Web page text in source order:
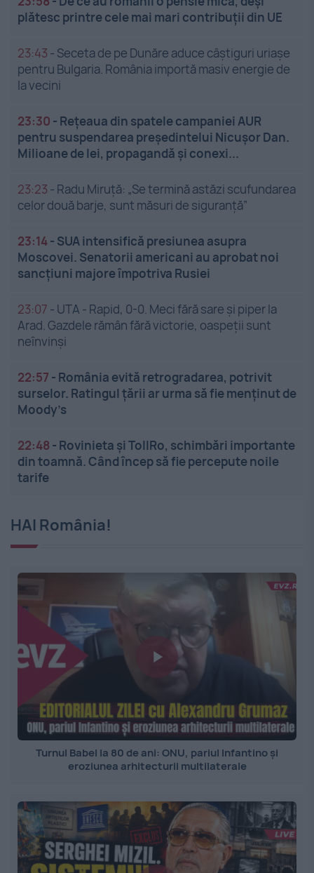
plătesc printre cele mai mari contribuții din UE
23:43 - Seceta de pe Dunăre aduce câștiguri uriașe
pentru Bulgaria. România importă masiv energie de
la vecini
23:30 - Rețeaua din spatele campaniei AUR
pentru suspendarea președintelui Nicușor Dan.
Milioane de lei, propagandă și conexi...
23:23 - Radu Miruță: „Se termină astăzi scufundarea
celor două barje, sunt măsuri de siguranţă”
23:14- SUA intensifică presiunea asupra
Moscovei. Senatorii americani au aprobat noi
sancțiuni majore împotriva Rusiei
23:07 - UTA - Rapid, 0-0. Meci fără sare și piper la
Arad. Gazdele rămân fără victorie, oaspeții sunt
neînvinși
22:57 - România evită retrogradarea, potrivit
surselor. Ratingul țării ar urma să fie menținut de
Moody’s
22:48 - Rovinieta și TollRo, schimbări importante
din toamnă. Când încep să fie percepute noile
tarife
HAI România!
Turnul Babel la 80 de ani: ONU, pariul Infantino și
eroziunea arhitecturii multilaterale